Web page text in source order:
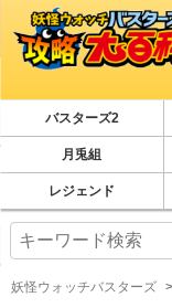
バスターズ2
月兎組
レジェンド
妖怪ウォッチバスターズ